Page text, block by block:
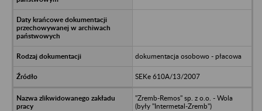
dokumentacja osobowo - płacowa
SEKe 610A/13/2007
"Zremb-Remos" sp. z o.o. - Wola
(były "Intermetal-Zremb")